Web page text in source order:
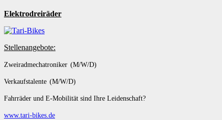
Elektrodreiräder
Stellenangebote:
Zweiradmechatroniker (M/W/D)
Verkaufstalente (M/W/D)
Fahrräder und E-Mobilität sind Ihre Leidenschaft?
www.tari-bikes.de